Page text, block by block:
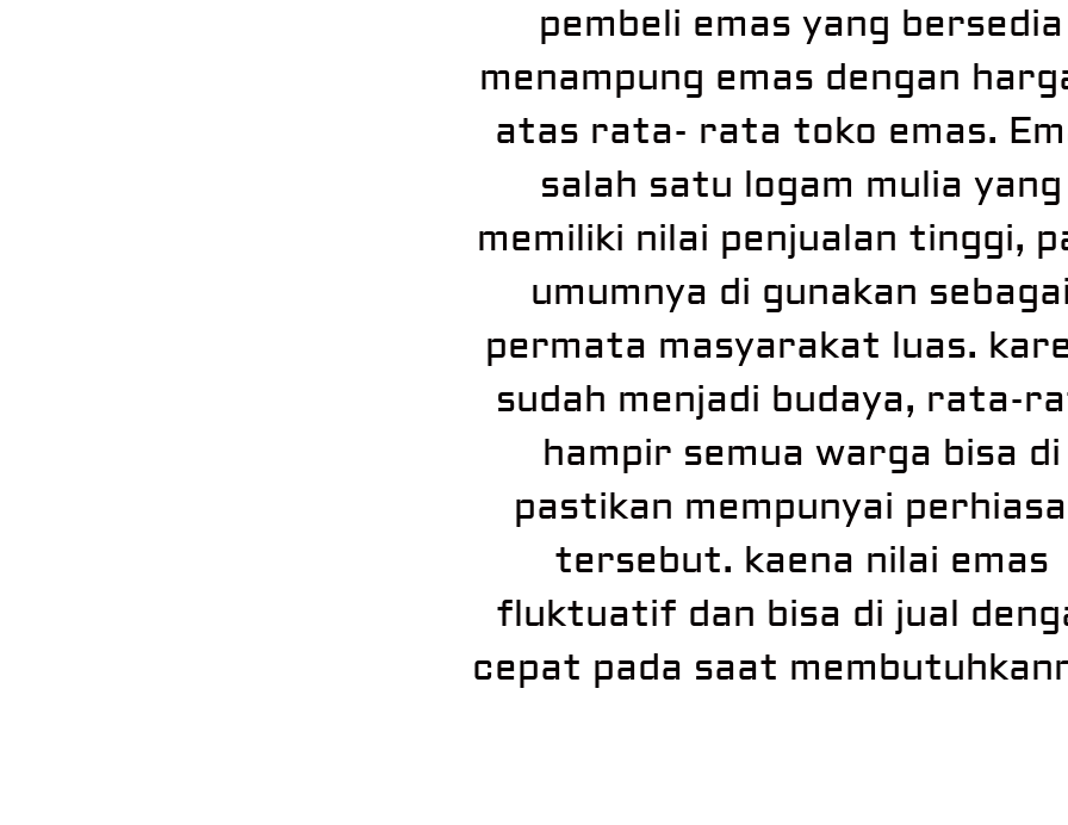
pembeli emas yang bersedia
menampung emas dengan
atas rata- rata toko emas.
salah satu logam mulia yang
memiliki nilai penjualan tinggi,
umumnya di gunakan sebagai
permata masyarakat luas.
sudah menjadi budaya, rata-
hampir semua warga bisa di
pastikan mempunyai
tersebut. kaena nilai emas
fluktuatif dan bisa di jual
cepat pada saat